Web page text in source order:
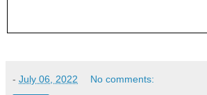
- July 06, 2022 No comments: